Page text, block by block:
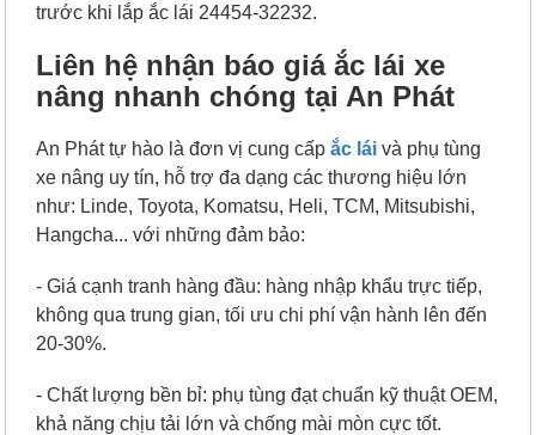
trước khi lắp ắc lái 24454-32232.
Liên hệ nhận báo giá ắc lái xe
nâng nhanh chóng tại An Phát
An Phát tự hào là đơn vị cung cấpắc lái và phụ tùng
xe nâng uy tín, hỗ trợ đa dạng các thương hiệu lớn
như: Linde, Toyota, Komatsu, Heli, TCM, Mitsubishi,
Hangcha... với những đảm bảo:
- Giá cạnh tranh hàng đầu: hàng nhập khẩu trực tiếp,
không qua trung gian, tối ưu chi phí vận hành lên đến
20-30%.
- Chất lượng bền bỉ: phụ tùng đạt chuẩn kỹ thuật OEM,
khả năng chịu tải lớn và chống mài mòn cực tốt.